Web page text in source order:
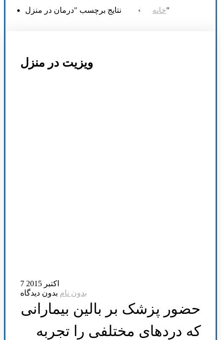
خانه › نتایج برچسب "درمان در منزل"
ویزیت در منزل
7 اکتبر 2015
بدون نام بدون دیدگاه
حضور پزشک بر بالین بیمارانی
که در‌دهای مختلفی را تجربه